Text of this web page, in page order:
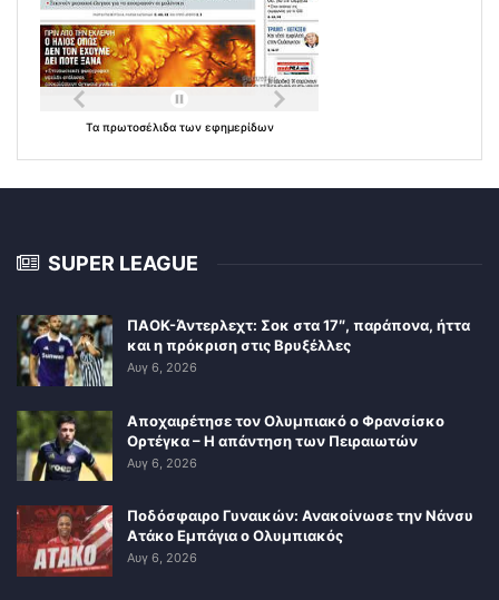
Τα πρωτοσέλιδα των εφημερίδων
SUPER LEAGUE
ΠΑΟΚ-Άντερλεχτ: Σοκ στα 17″, παράπονα, ήττα
και η πρόκριση στις Βρυξέλλες
Αυγ 6, 2026
Αποχαιρέτησε τον Ολυμπιακό ο Φρανσίσκο
Ορτέγκα – Η απάντηση των Πειραιωτών
Αυγ 6, 2026
Ποδόσφαιρο Γυναικών: Ανακοίνωσε την Νάνσυ
Ατάκο Εμπάγια ο Ολυμπιακός
Αυγ 6, 2026